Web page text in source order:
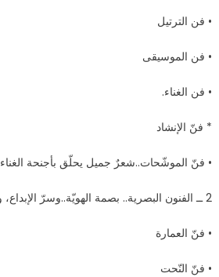
• فن الترتيل
• فن الموسيقى
• فن الغناء.
* فنّ الإنشاد
• فنّ الموشّحات..شعرٌ جميل يحلّق بأجنحة الغناء
2 ــ الفنون البصرية.. بصمة الهويّة..وسرّ الإبداع، وتضمّ:
• فنّ العمارة
• فنّ النّحت